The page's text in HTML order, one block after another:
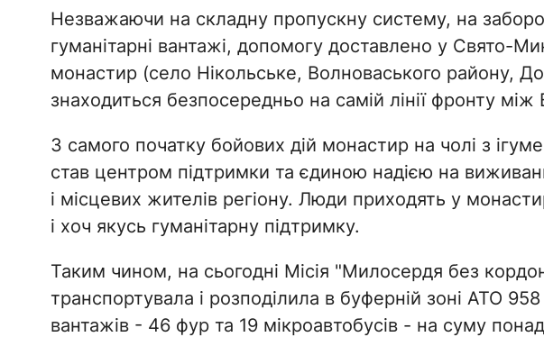
Незважаючи на складну пропускну систему, на
гуманітарні вантажі, допомогу доставлено у Свято-
монастир (село Нікольське, Волноваського району,
знаходиться безпосередньо на самій лінії фронту
З самого початку бойових дій монастир на чолі з
став центром підтримки та єдиною надією на
і місцевих жителів регіону. Люди приходять у
і хоч якусь гуманітарну підтримку.
Таким чином, на сьогодні Місія "Милосердя без
транспортувала і розподілила в буферній зоні АТО
вантажів - 46 фур та 19 мікроавтобусів - на суму